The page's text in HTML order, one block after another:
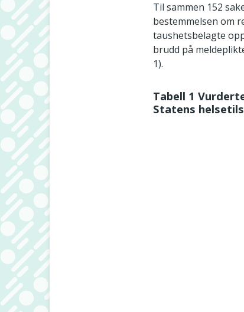
Til sammen 152
bestemmelsen om
taushetsbelagte
brudd på
1).
Tabell 1
Statens